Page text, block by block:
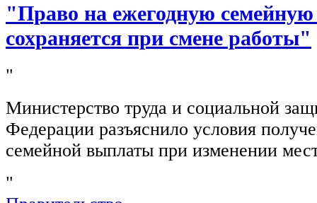
"Право на ежегодную
сохраняется при смене работы"
"
Министерство труда и социальной
Федерации разъяснило условия
семейной выплаты при изменении
"